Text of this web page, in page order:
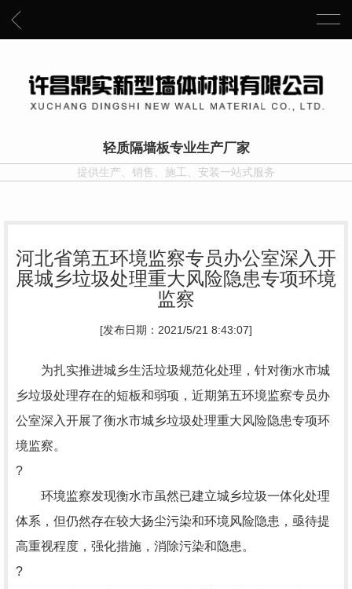
轻质隔墙板专业生产厂家
提供生产、销售、施工、安装一站式服务
河北省第五环境监察专员办公室深入开
展城乡垃圾处理重大风险隐患专项环境
监察
[发布日期：2021/5/21 8:43:07]
为扎实推进城乡生活垃圾规范化处理，针对衡水市城
乡垃圾处理存在的短板和弱项，近期第五环境监察专员办
公室深入开展了衡水市城乡垃圾处理重大风险隐患专项环
境监察。
?
环境监察发现衡水市虽然已建立城乡垃圾一体化处理
体系，但仍然存在较大扬尘污染和环境风险隐患，亟待提
高重视程度，强化措施，消除污染和隐患。
?